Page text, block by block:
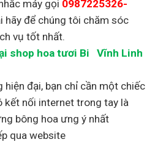
máy gọi 0987225326-
hãy để chúng tôi chăm sóc
vụ tốt nhất.
shop hoa tươi Bi Vĩnh Linh
hiện đại, bạn chỉ cần một chiếc
kết nối internet trong tay là
bông hoa ưng ý nhất
qua website